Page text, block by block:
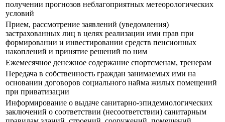
получении прогнозов неблагоприятных метеорологических
условий
Прием, рассмотрение заявлений (уведомления)
застрахованных лиц в целях реализации ими прав при
формировании и инвестировании средств пенсионных
накоплений и принятие решений по ним
Ежемесячное денежное содержание спортсменам, тренерам
Передача в собственность граждан занимаемых ими на
основании договоров социального найма жилых помещений
при приватизации
Информирование о выдаче санитарно-эпидемиологических
заключений о соответствии (несоответствии) санитарным